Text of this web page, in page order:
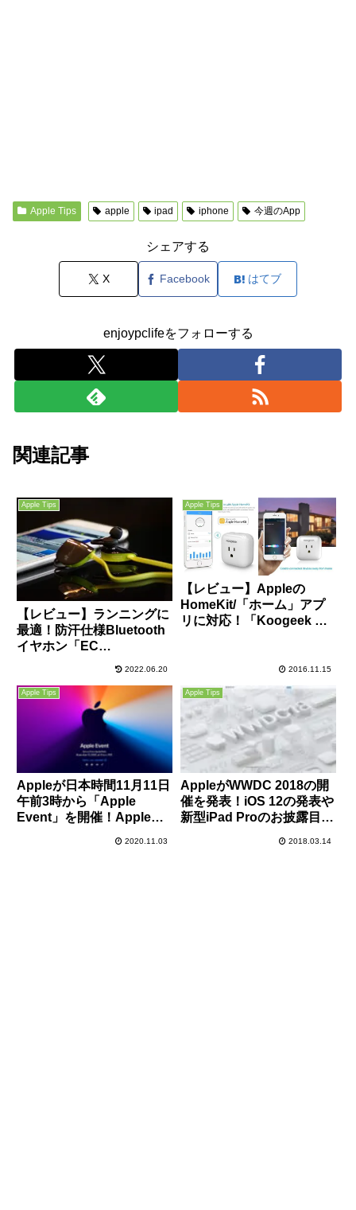
Apple Tips apple ipad iphone 今週のApp
シェアする
X Facebook はてブ
enjoypclifeをフォローする
関連記事
Apple Tips
【レビュー】ランニングに
最適！防汗仕様Bluetooth
イヤホン「EC
2022.06.20
Apple Tips
【レビュー】Appleの
HomeKit/「ホーム」アプ
リに対応！「Koogeek ス
可能な近未来コンセント！
2016.11.15
Apple Tips
Appleが日本時間11月11日
午前3時から「Apple
Event」を開催！Apple
2020.11.03
Apple Tips
AppleがWWDC 2018の開
催を発表！iOS 12の発表や
新型iPad Proのお披露目も
2018.03.14